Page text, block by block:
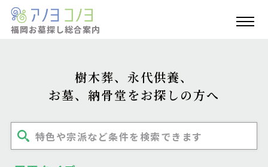
福岡お墓探し総合案内
樹木葬、永代供養、
お墓、納骨堂をお探しの方へ
特色や宗派など条件を検索できます